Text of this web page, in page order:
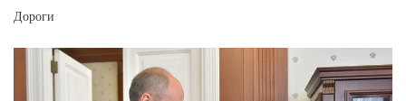
Дороги